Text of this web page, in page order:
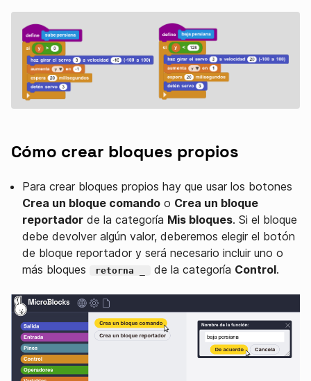
Cómo crear bloques propios
Para crear bloques propios hay que usar los botones
Crea un bloque comando o Crea un bloque
reportador de la categoría Mis bloques. Si el bloque
debe devolver algún valor, deberemos elegir el botón
de bloque reportador y será necesario incluir uno o
más bloques
retorna _ de la categoría Control.